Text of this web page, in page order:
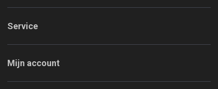
Service
Mijn account